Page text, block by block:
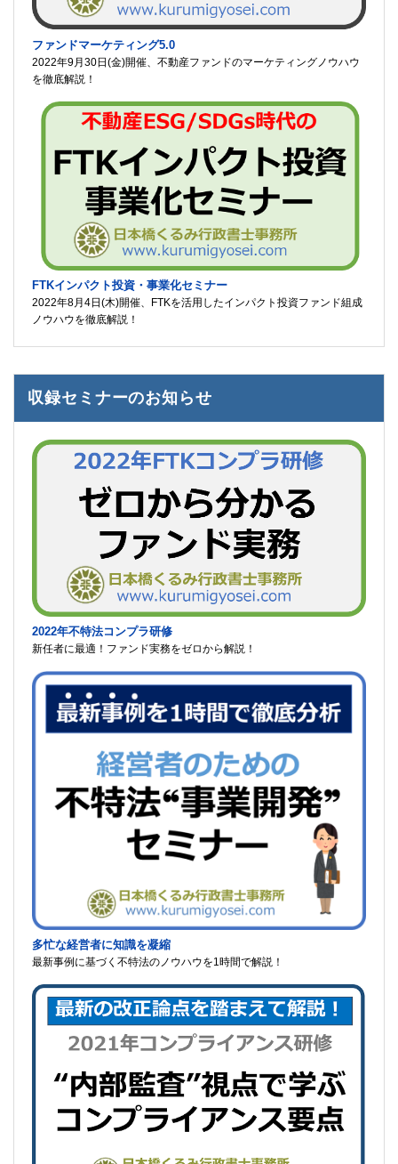
ファンドマーケティング5.0
2022年9月30日(金)開催、不動産ファンドのマーケティングノウハウ
を徹底解説！
FTKインパクト投資・事業化セミナー
2022年8月4日(木)開催、FTKを活用したインパクト投資ファンド組成
ノウハウを徹底解説！
収録セミナーのお知らせ
2022年不特法コンプラ研修
新任者に最適！ファンド実務をゼロから解説！
多忙な経営者に知識を凝縮
最新事例に基づく不特法のノウハウを1時間で解説！